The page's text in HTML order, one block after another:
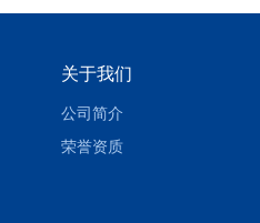
关于我们
公司简介
荣誉资质